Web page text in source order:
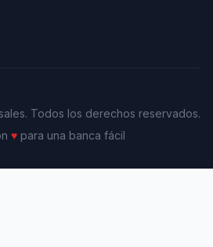
Todos los derechos reservados.
♥para una banca fácil